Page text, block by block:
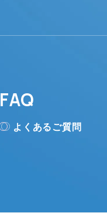
FAQ
よくあるご質問